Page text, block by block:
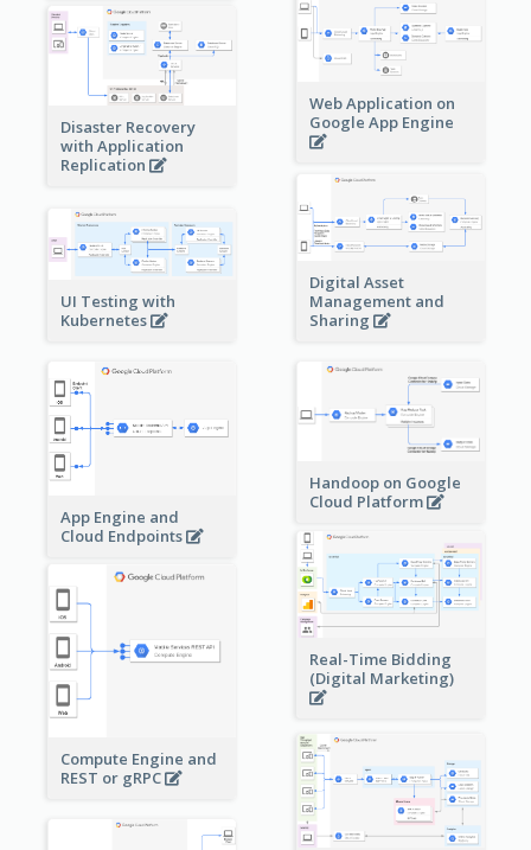
Web Application on
Google App Engine
Disaster Recovery
with Application
Replication
Digital Asset
Management and
Sharing
UI Testing with
Kubernetes
App Engine and
Cloud Endpoints
Handoop on Google
Cloud Platform
Real-Time Bidding
(Digital Marketing)
Compute Engine and
REST or gRPC